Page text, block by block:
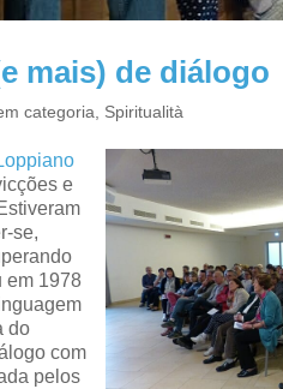
mais) de diálogo
categoria Spiritualità
e
se,
em 1978
do
com
pelos